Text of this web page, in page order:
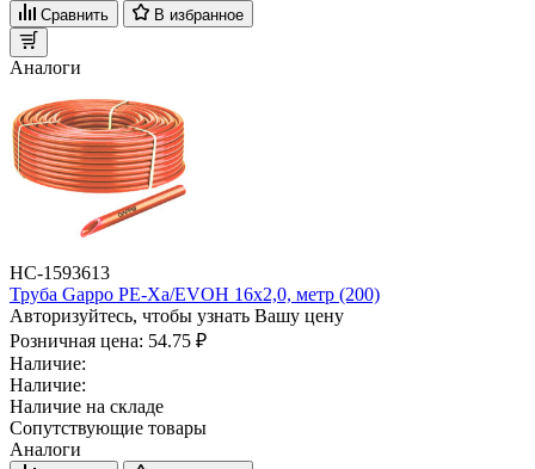
Сравнить В избранное
Аналоги
НС-1593613
Труба Gappo PE-Xa/EVOH 16х2,0, метр (200)
Авторизуйтесь, чтобы узнать Вашу цену
Розничная цена: 54.75 ₽
Наличие:
Наличие:
Наличие на складе
Сопутствующие товары
Аналоги